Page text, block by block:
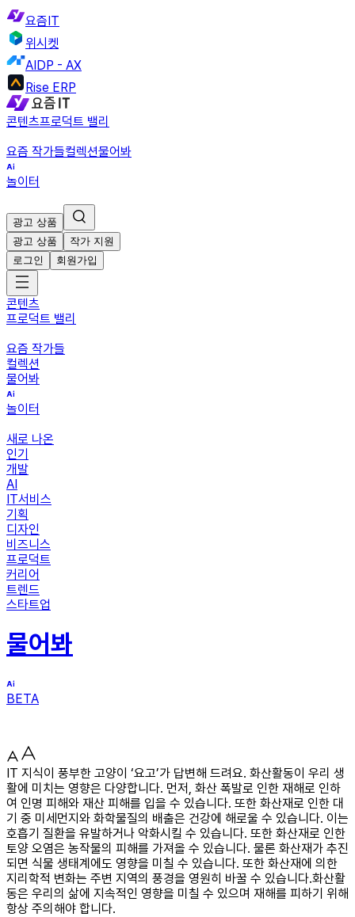
요즘IT
위시켓
AIDP - AX
Rise ERP
콘텐츠프로덕트 밸리
요즘 작가들컬렉션물어봐
놀이터
광고 상품
광고 상품
작가 지원
로그인
회원가입
콘텐츠
프로덕트 밸리
요즘 작가들
컬렉션
물어봐
놀이터
새로 나온
인기
개발
AI
IT서비스
기획
디자인
비즈니스
프로덕트
커리어
트렌드
스타트업
물어봐
BETA
IT 지식이 풍부한 고양이 ‘요고’가 답변해 드려요. 화산활동이 우리 생
활에 미치는 영향은 다양합니다. 먼저, 화산 폭발로 인한 재해로 인하
여 인명 피해와 재산 피해를 입을 수 있습니다. 또한 화산재로 인한 대
기 중 미세먼지와 화학물질의 배출은 건강에 해로울 수 있습니다. 이는
호흡기 질환을 유발하거나 악화시킬 수 있습니다. 또한 화산재로 인한
토양 오염은 농작물의 피해를 가져올 수 있습니다. 물론 화산재가 추진
되면 식물 생태계에도 영향을 미칠 수 있습니다. 또한 화산재에 의한
지리학적 변화는 주변 지역의 풍경을 영원히 바꿀 수 있습니다.화산활
동은 우리의 삶에 지속적인 영향을 미칠 수 있으며 재해를 피하기 위해
항상 주의해야 합니다.